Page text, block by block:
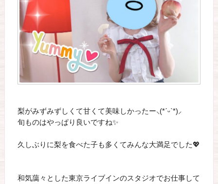
梨がみずみずしくて甘くて美味しかったー‪⸜(*ˊᵕˋ*)⸝‬
旬ものはやっぱり良いですね✨
久しぶりに梨を食べた子も多くてみんな大満足でした💖
和気藹々とした東京ライブインのスタジオでお仕事して